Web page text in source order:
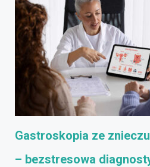
Gastroskopia ze
– bezstresowa